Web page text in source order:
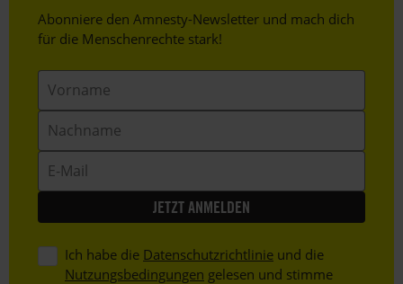
Header
Text
Abonniere den Amnesty-Newsletter und mach dich
für die Menschenrechte stark!
Mail
Ich habe die Datenschutzrichtlinie und die
Nutzungsbedingungen gelesen und stimme